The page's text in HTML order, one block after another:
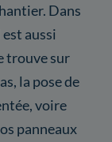
Dans
aussi
trouve sur
la pose de
voire
panneaux